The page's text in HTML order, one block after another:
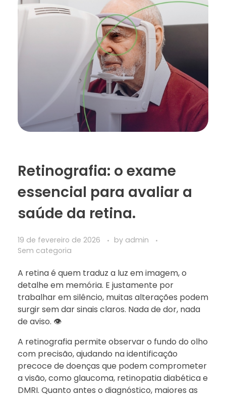
Retinografia: o exame
essencial para avaliar a
saúde da retina.
19 de fevereiro de 2026 by admin
Sem categoria
A retina é quem traduz a luz em imagem, o
detalhe em memória. E justamente por
trabalhar em silêncio, muitas alterações podem
surgir sem dar sinais claros. Nada de dor, nada
de aviso. 👁️
A retinografia permite observar o fundo do olho
com precisão, ajudando na identificação
precoce de doenças que podem comprometer
a visão, como glaucoma, retinopatia diabética e
DMRI. Quanto antes o diagnóstico, maiores as